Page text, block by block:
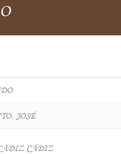
JOSÉ
CÁDIZ CÁDIZ